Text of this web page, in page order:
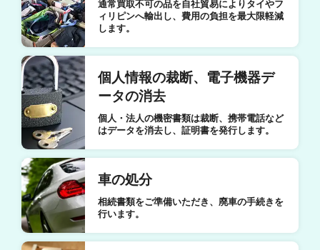
通常買取不可の品を自社貿易によりタイやフ
ィリピンへ輸出し、費用の負担を最大限軽減
します。
個人情報の裁断、電子機器デ
ータの消去
個人・法人の機密書類は裁断、携帯電話など
はデータを消去し、証明書を発行します。
車の処分
相続書類をご準備いただき、廃車の手続きを
行います。